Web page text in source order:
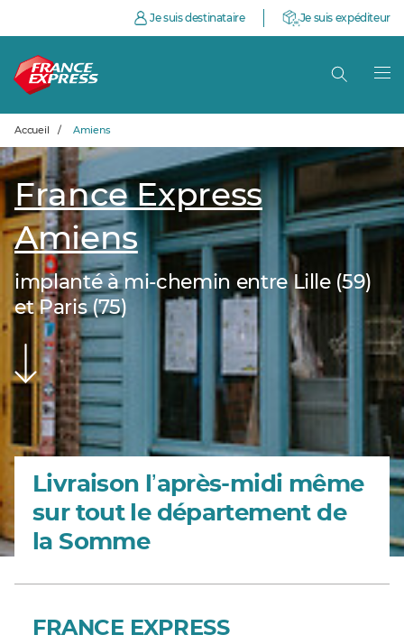
Je suis destinataire Je suis expéditeur
Accueil / Amiens
France Express
Amiens
implanté à mi-chemin entre Lille (59)
et Paris (75)
Livraison lʼaprès-midi même
sur tout le département de
la Somme
FRANCE EXPRESS